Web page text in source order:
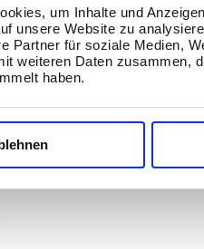
um Inhalte und
unsere Website zu
Partner für soziale Medien,
weiteren Daten zusammen,
haben.
und mich darauf
Beispiel einen schönen Abend
ganz herzlich für Deine